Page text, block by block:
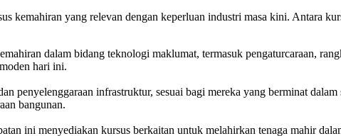
kemahiran yang relevan dengan keperluan industri masa kini. Antara
dalam bidang teknologi maklumat, termasuk pengaturcaraan,
hari ini.
penyelenggaraan infrastruktur, sesuai bagi mereka yang berminat
bangunan.
ini menyediakan kursus berkaitan untuk melahirkan tenaga mahir